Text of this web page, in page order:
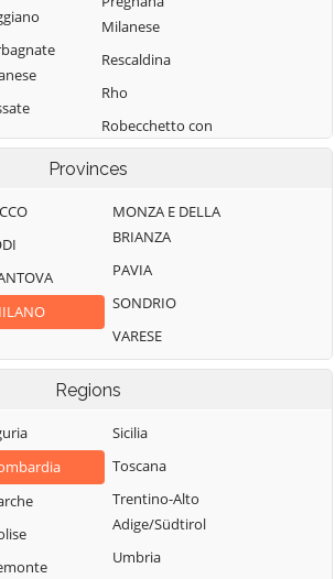
Visconti
di Triulzi
con
Milanese
Rescaldina
Rho
Robecchetto con
Induno
Naviglio
Rodano
Rosate
Rozzano
San Colombano
al Lambro
San Donato
Milanese
San Giorgio su
Legnano
San Giuliano
Provinces
MONZA E DELLA
BRIANZA
PAVIA
SONDRIO
VARESE
Regions
Sicilia
Toscana
Trentino-Alto
Adige/Südtirol
Umbria